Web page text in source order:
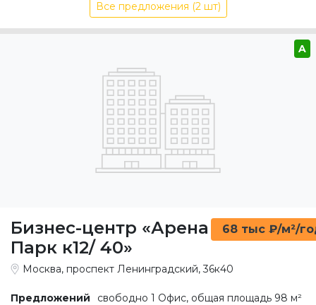
Все предложения (2 шт)
A
Бизнес-центр «Арена
Парк к12/ 40»
68 тыс ₽/м²/
Москва, проспект Ленинградский, 36к40
Предложений
свободно 1 Офис, общая площадь 98 м²